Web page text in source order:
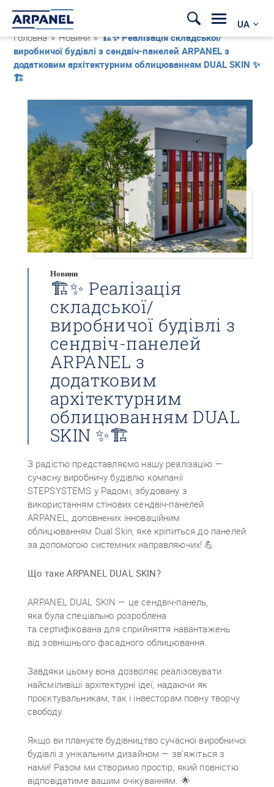
UA
Головна » Новини »🏗️✨ Реалізація складської/
виробничої будівлі з сендвіч-панелей ARPANEL з
додатковим архітектурним облицюванням DUAL SKIN ✨
🏗️
Новини
🏗️✨ Реалізація
складської/
виробничої будівлі з
сендвіч-панелей
ARPANEL з
додатковим
архітектурним
облицюванням DUAL
SKIN ✨🏗️
З радістю представляємо нашу реалізацію —
сучасну виробничу будівлю компанії
STEPSYSTEMS у Радомі, збудовану з
використанням стінових сендвіч-панелей
ARPANEL, доповнених інноваційним
облицюванням Dual Skin, яке кріпиться до панелей
за допомогою системних направляючих! 💪
Що таке ARPANEL DUAL SKIN?
ARPANEL DUAL SKIN — це сендвіч-панель,
яка була спеціально розроблена
та сертифікована для сприйняття навантажень
від зовнішнього фасадного облицювання.
Завдяки цьому вона дозволяє реалізовувати
найсміливіші архітектурні ідеї, надаючи як
проєктувальникам, так і інвесторам повну творчу
свободу.
Якщо ви плануєте будівництво сучасної виробничої
будівлі з унікальним дизайном — зв’яжіться з
нами! Разом ми створимо простір, який повністю
відповідатиме вашим очікуванням. 🌟